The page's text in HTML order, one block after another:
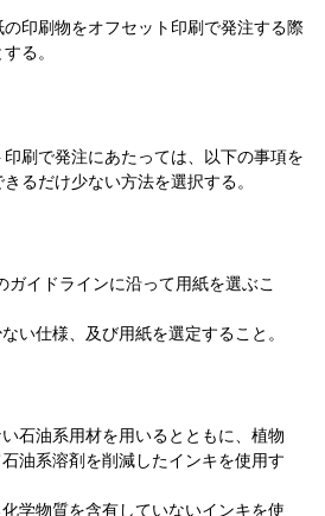
印刷物をオフセット印刷で発注する際
る。
刷で発注にあたっては、以下の事項を
るだけ少ない方法を選択する。
ガイドラインに沿って用紙を選ぶこ
い仕様、及び用紙を選定すること。
石油系用材を用いるとともに、植物
油系溶剤を削減したインキを使用す
学物質を含有していないインキを使